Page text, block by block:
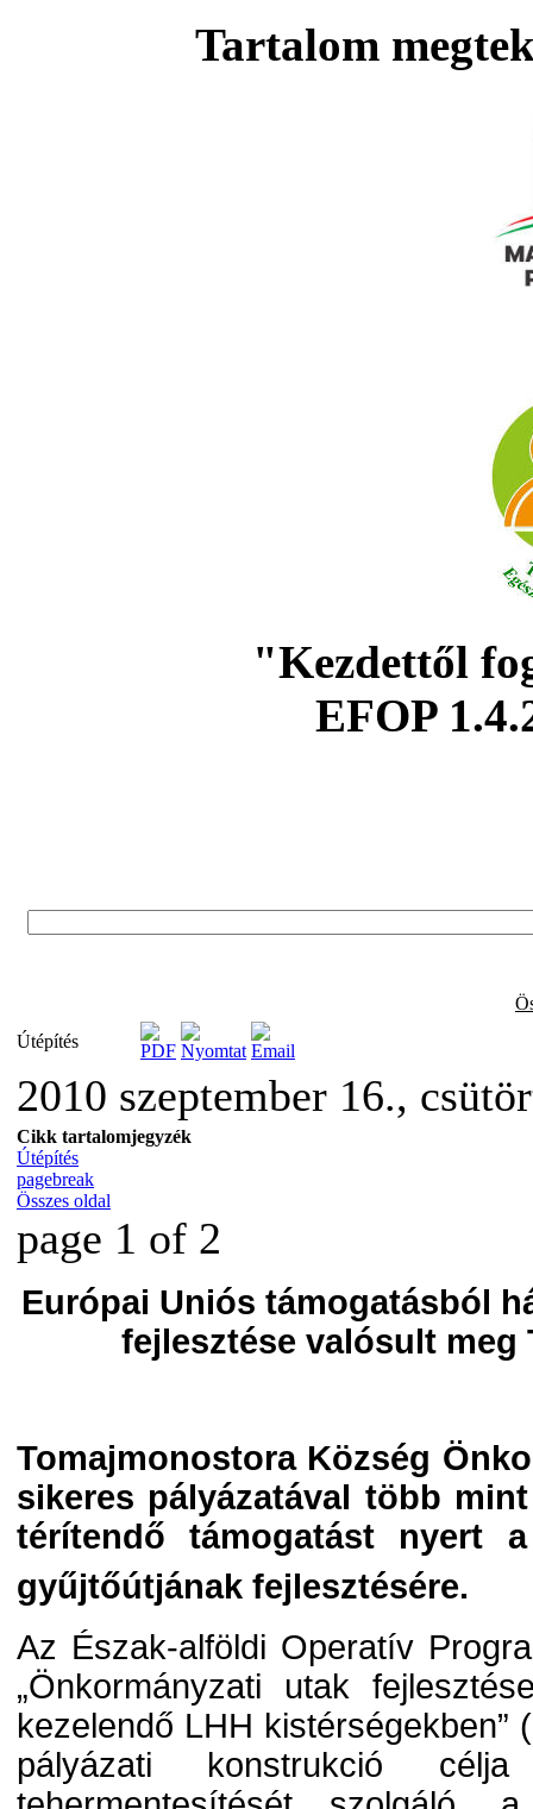
Tartalom
"Kezdettől
EFOP
Útépítés
2010 szeptember 16.,
Cikk tartalomjegyzék
Útépítés
pagebreak
Összes oldal
page 1 of 2
Európai Uniós támogatásból
fejlesztése valósult meg
Tomajmonostora Község
sikeres pályázatával több
térítendő támogatást nyert
gyűjtőútjának fejlesztésére.
Az Észak-alföldi Operatív
„Önkormányzati utak
kezelendő LHH kistérségekben”
pályázati konstrukció